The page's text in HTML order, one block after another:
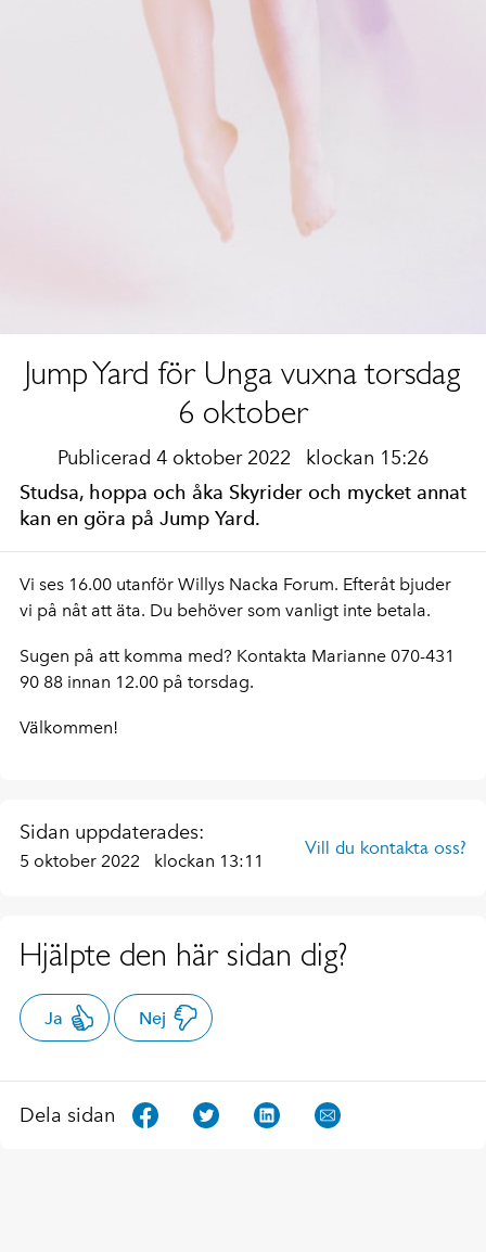
Jump Yard för Unga vuxna torsdag
6 oktober
Publicerad 4 oktober 2022 klockan 15:26
Studsa, hoppa och åka Skyrider och mycket annat
kan en göra på Jump Yard.
Vi ses 16.00 utanför Willys Nacka Forum. Efteråt bjuder
vi på nåt att äta. Du behöver som vanligt inte betala.
Sugen på att komma med? Kontakta Marianne 070-431
90 88 innan 12.00 på torsdag.
Välkommen!
Sidan uppdaterades:
5 oktober 2022 klockan 13:11
Vill du kontakta oss?
Hjälpte den här sidan dig?
Ja Nej
Dela sidan